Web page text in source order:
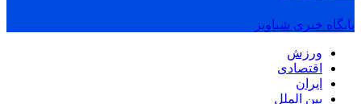
پایگاه خبری شباویز
ورزش
اقتصادی
ایران
بین الملل